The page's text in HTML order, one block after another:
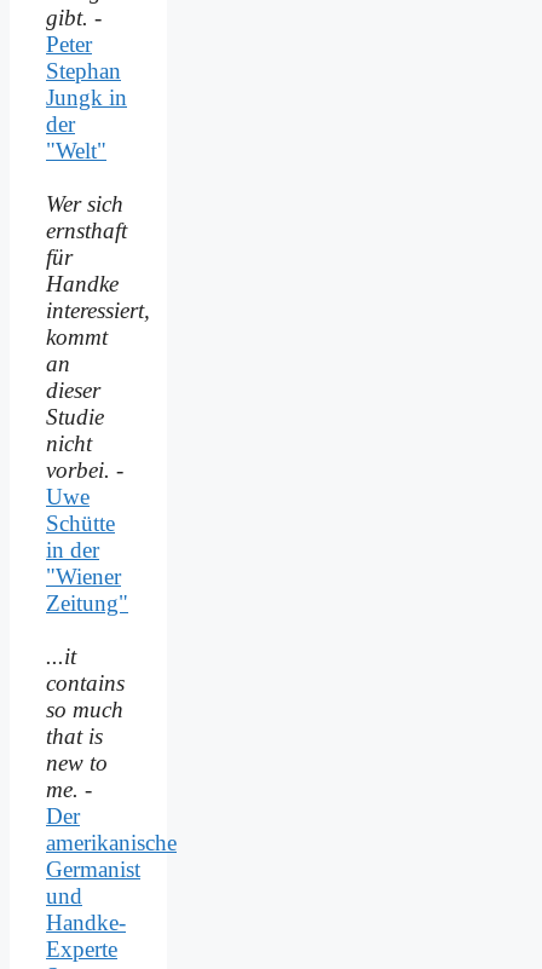
gibt. -
Peter
Stephan
Jungk in
der
"Welt"
Wer sich
ernsthaft
für
Handke
interessiert,
kommt
an
dieser
Studie
nicht
vorbei. -
Uwe
Schütte
in der
"Wiener
Zeitung"
...it
contains
so much
that is
new to
me. -
Der
amerikanische
Germanist
und
Handke-
Experte